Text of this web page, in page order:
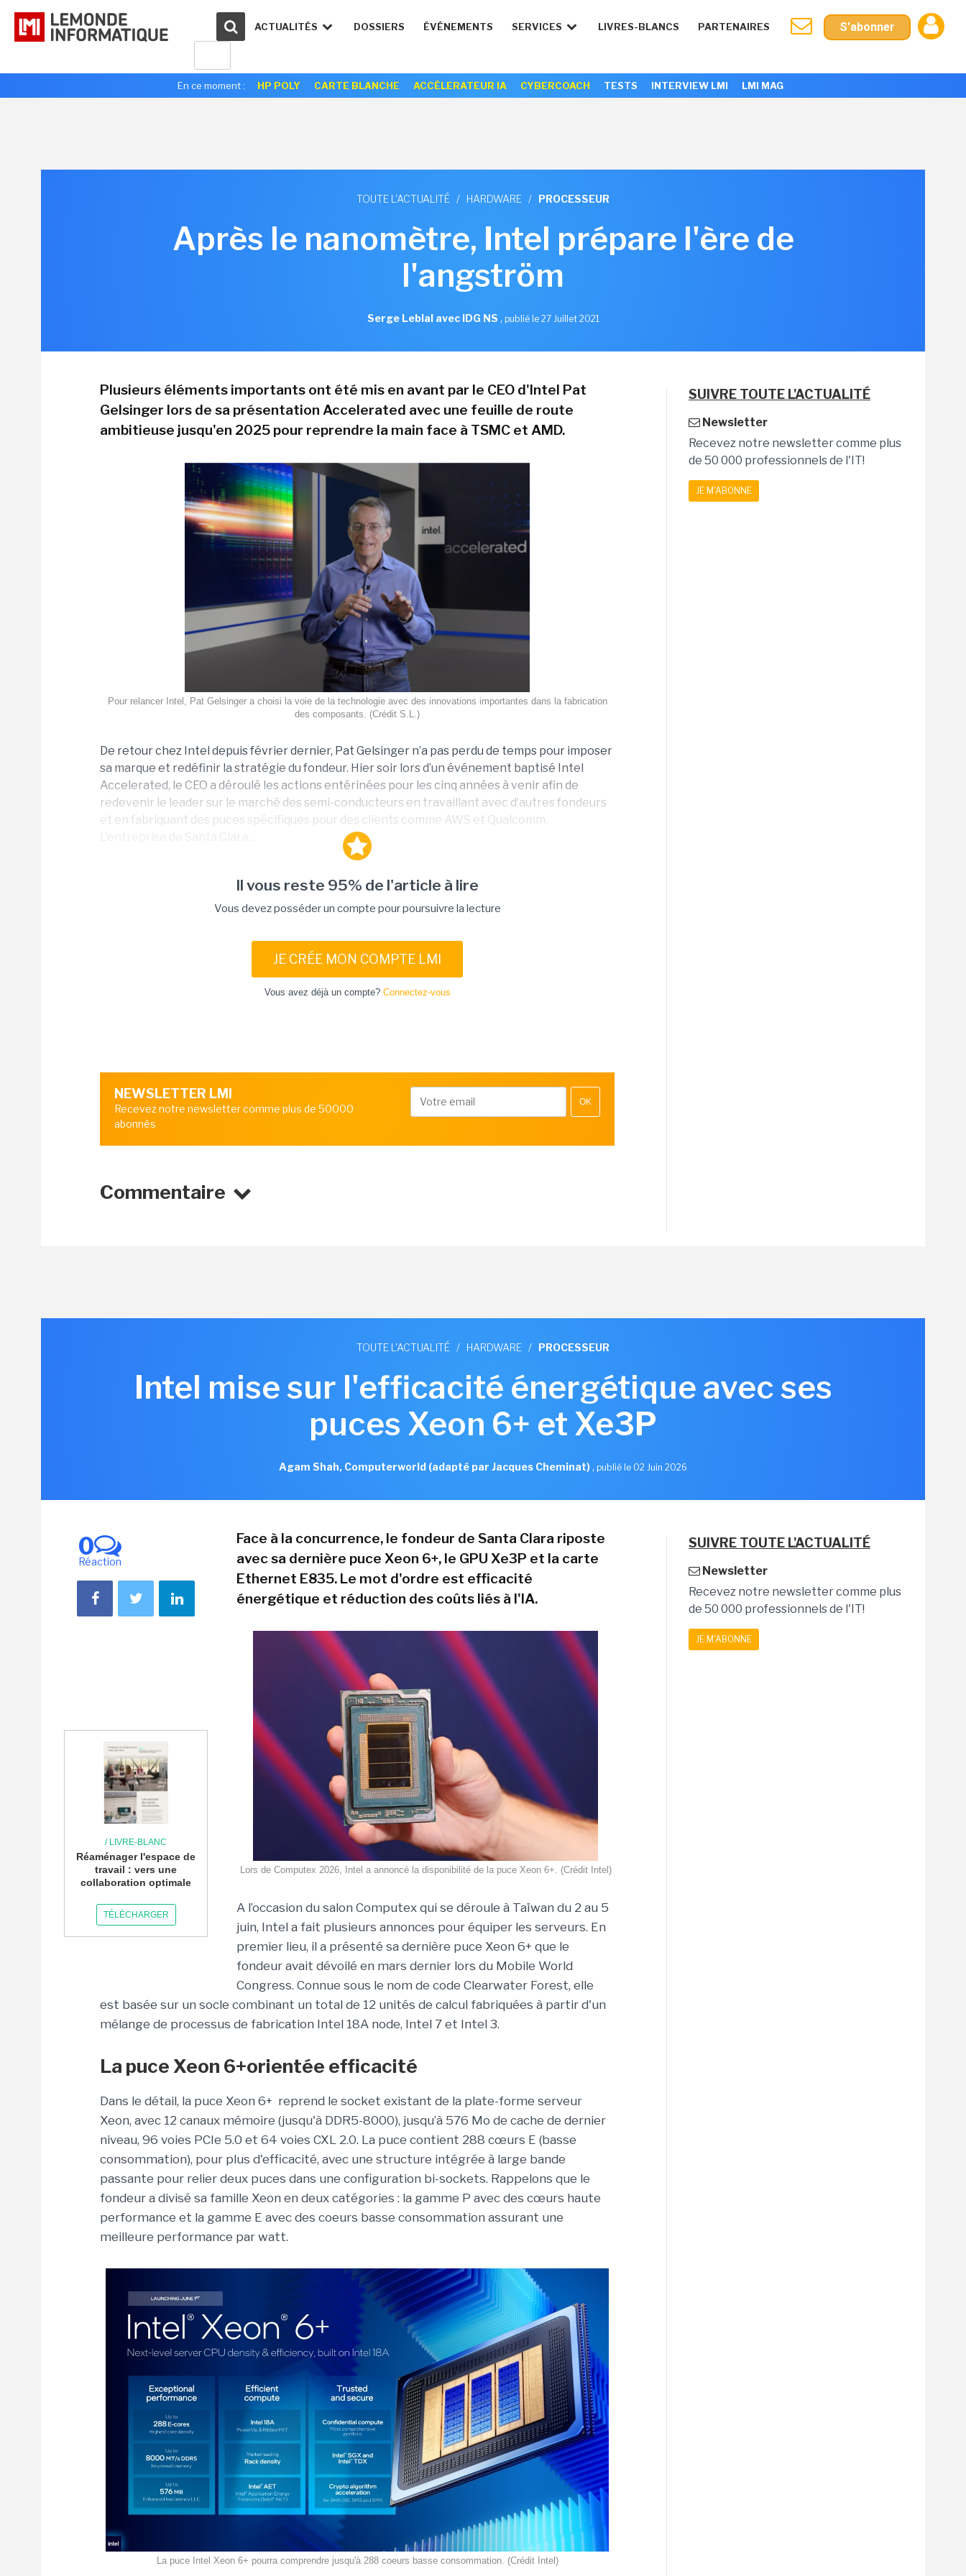
ACTUALITÉS DOSSIERS ÉVÉNEMENTS SERVICES LIVRES-BLANCS PARTENAIRES S'abonner
En ce moment : HP POLY CARTE BLANCHE ACCÉLERATEUR IA CYBERCOACH TESTS INTERVIEW LMI LMI MAG
TOUTE L'ACTUALITÉ / HARDWARE / PROCESSEUR
Après le nanomètre, Intel prépare l'ère de
l'angström
Serge Leblal avec IDG NS , publié le 27 Juillet 2021
Plusieurs éléments importants ont été mis en avant par le CEO d'Intel Pat
Gelsinger lors de sa présentation Accelerated avec une feuille de route
ambitieuse jusqu'en 2025 pour reprendre la main face à TSMC et AMD.
Pour relancer Intel, Pat Gelsinger a choisi la voie de la technologie avec des innovations importantes dans la fabrication
des composants. (Crédit S.L.)
De retour chez Intel depuis février dernier, Pat Gelsinger n’a pas perdu de temps pour imposer
sa marque et redéfinir la stratégie du fondeur. Hier soir lors d’un événement baptisé Intel
Accelerated, le CEO a déroulé les actions entérinées pour les cinq années à venir afin de
redevenir le leader sur le marché des semi-conducteurs en travaillant avec d’autres fondeurs
et en fabriquant des puces spécifiques pour des clients comme AWS et Qualcomm.
Il vous reste 95% de l'article à lire
Vous devez posséder un compte pour poursuivre la lecture
JE CRÉE MON COMPTE LMI
Vous avez déjà un compte? Connectez-vous
NEWSLETTER LMI
Recevez notre newsletter comme plus de 50000
abonnés
OK
Commentaire
SUIVRE TOUTE L'ACTUALITÉ
Newsletter
Recevez notre newsletter comme plus
de 50 000 professionnels de l'IT!
JE M'ABONNE
TOUTE L'ACTUALITÉ / HARDWARE / PROCESSEUR
Intel mise sur l'efficacité énergétique avec ses
puces Xeon 6+ et Xe3P
Agam Shah, Computerworld (adapté par Jacques Cheminat), publié le 02 Juin 2026
0
Réaction
/ LIVRE-BLANC
Réaménager l'espace de
travail : vers une
collaboration optimale
TÉLÉCHARGER
Face à la concurrence, le fondeur de Santa Clara riposte
avec sa dernière puce Xeon 6+, le GPU Xe3P et la carte
Ethernet E835. Le mot d'ordre est efficacité
énergétique et réduction des coûts liés à l'IA.
Lors de Computex 2026, Intel a annoncé la disponibilité de la puce Xeon 6+. (Crédit Intel)
A l’occasion du salon Computex qui se déroule à Taïwan du 2 au 5
juin, Intel a fait plusieurs annonces pour équiper les serveurs. En
premier lieu, il a présenté sa dernière puce Xeon 6+ que le
fondeur avait dévoilé en mars dernier lors du Mobile World
Congress. Connue sous le nom de code Clearwater Forest, elle
est basée sur un socle combinant un total de 12 unités de calcul fabriquées à partir d'un
mélange de processus de fabrication Intel 18A node, Intel 7 et Intel 3.
La puce Xeon 6+orientée efficacité
Dans le détail, la puce Xeon 6+ reprend le socket existant de la plate-forme serveur
Xeon, avec 12 canaux mémoire (jusqu'à DDR5-8000), jusqu’à 576 Mo de cache de dernier
niveau, 96 voies PCIe 5.0 et 64 voies CXL 2.0. La puce contient 288 cœurs E (basse
consommation), pour plus d'efficacité, avec une structure intégrée à large bande
passante pour relier deux puces dans une configuration bi-sockets. Rappelons que le
fondeur a divisé sa famille Xeon en deux catégories : la gamme P avec des cœurs haute
performance et la gamme E avec des coeurs basse consommation assurant une
meilleure performance par watt.
La puce Intel Xeon 6+ pourra comprendre jusqu'à 288 coeurs basse consommation. (Crédit Intel)
SUIVRE TOUTE L'ACTUALITÉ
Newsletter
Recevez notre newsletter comme plus
de 50 000 professionnels de l'IT!
JE M'ABONNE